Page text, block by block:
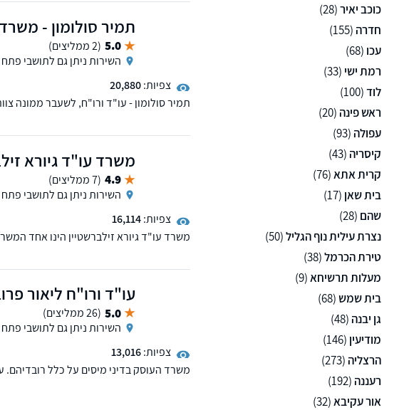
כוכב יאיר(28)
חדרה (155)
עכו (68)
רמת ישי (33)
לוד(100)
ראש פינה (20)
עפולה (93)
קיסריה (43)
קרית אתא(76)
בית שאן (17)
שהם (28)
נצרת עילית נוף הגליל(50)
טירת הכרמל(38)
מעלות תרשיחא(9)
בית שמש(68)
גן יבנה (48)
מודיעין (146)
הרצליה (273)
רעננה (192)
אור עקיבא(32)
תמיר סולומון - משרד
5.0 (2 ממליצים)
השירות ניתן גם לתושבי
צפיות:20,880
תמיר סולומון - עו"ד ורו"ח, לשעבר ממונה
משרד עו"ד גיורא
4.9 (7 ממליצים)
השירות ניתן גם לתושבי
צפיות:16,114
משרד עו"ד גיורא זילברשטיין הינו אחד
עו"ד ורו"ח ליאור
5.0 (26 ממליצים)
השירות ניתן גם לתושבי
צפיות:13,016
משרד העוסק בדיני מיסים על כלל רובדיהם.